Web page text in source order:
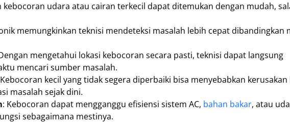
kebocoran udara atau cairan terkecil dapat ditemukan dengan mudah,
memungkinkan teknisi mendeteksi masalah lebih cepat dibandingkan
mengetahui lokasi kebocoran secara pasti, teknisi dapat langsung
mencari sumber masalah.
kecil yang tidak segera diperbaiki bisa menyebabkan kerusakan
masalah sejak dini.
: Kebocoran dapat mengganggu efisiensi sistem AC, bahan bakar, atau
sebagaimana mestinya.